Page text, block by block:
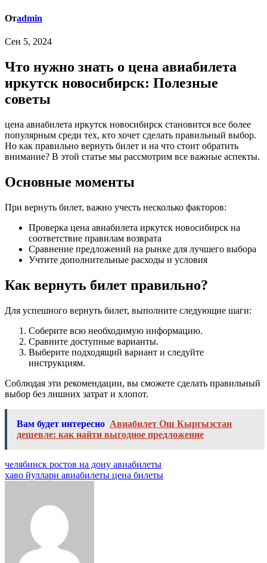
Отadmin
Сен 5, 2024
Что нужно знать о цена авиабилета
иркутск новосибирск: Полезные
советы
цена авиабилета иркутск новосибирск становится все более
популярным среди тех, кто хочет сделать правильный выбор.
Но как правильно вернуть билет и на что стоит обратить
внимание? В этой статье мы рассмотрим все важные аспекты.
Основные моменты
При вернуть билет, важно учесть несколько факторов:
Проверка цена авиабилета иркутск новосибирск на
соответствие правилам возврата
Сравнение предложений на рынке для лучшего выбора
Учтите дополнительные расходы и условия
Как вернуть билет правильно?
Для успешного вернуть билет, выполните следующие шаги:
Соберите всю необходимую информацию.
Сравните доступные варианты.
Выберите подходящий вариант и следуйте
инструкциям.
Соблюдая эти рекомендации, вы сможете сделать правильный
выбор без лишних затрат и хлопот.
Вам будет интересно Авиабилет Ош Кыргызстан
дешевле: как найти выгодное предложение
Навигация
по
челябинск ростов на дону авиабилеты
хаво йуллари авиабилеты цена билеты